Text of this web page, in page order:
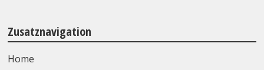
Zusatznavigation
Home